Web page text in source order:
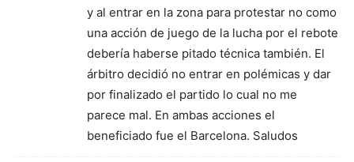
y al entrar en la zona para protestar no como
una acción de juego de la lucha por el rebote
debería haberse pitado técnica también. El
árbitro decidió no entrar en polémicas y dar
por finalizado el partido lo cual no me
parece mal. En ambas acciones el
beneficiado fue el Barcelona. Saludos